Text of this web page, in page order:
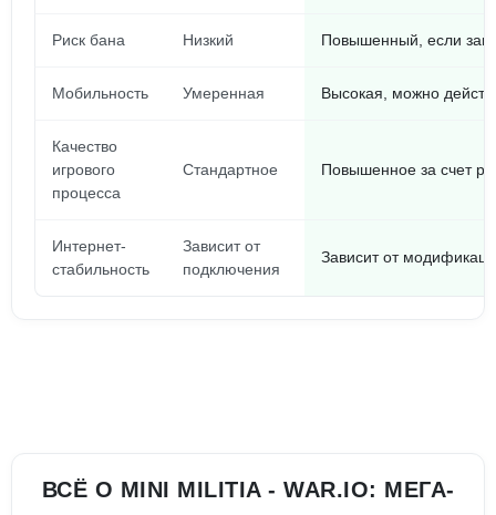
Риск бана Низкий Повышенный, если
Мобильность Умеренная Высокая, можно
Качество
игрового
процесса
Стандартное Повышенное за счет
Интернет-
стабильность
Зависит от
подключения
Зависит от
ВСЁ О MINI MILITIA - WAR.IO: МЕГА-